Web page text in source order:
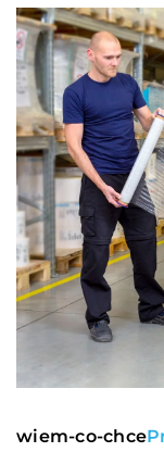
wiem-co-chce